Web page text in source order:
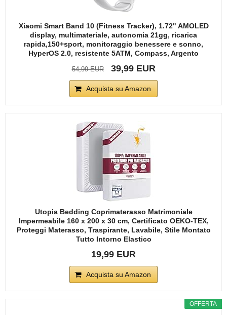
Xiaomi Smart Band 10 (Fitness Tracker), 1.72" AMOLED
display, multimateriale, autonomia 21gg, ricarica
rapida,150+sport, monitoraggio benessere e sonno,
HyperOS 2.0, resistente 5ATM, Compass, Argento
54,99 EUR 39,99 EUR
Acquista su Amazon
Utopia Bedding Coprimaterasso Matrimoniale
Impermeabile 160 x 200 x 30 cm, Certificato OEKO-TEX,
Proteggi Materasso, Traspirante, Lavabile, Stile Montato
Tutto Intorno Elastico
19,99 EUR
Acquista su Amazon
OFFERTA